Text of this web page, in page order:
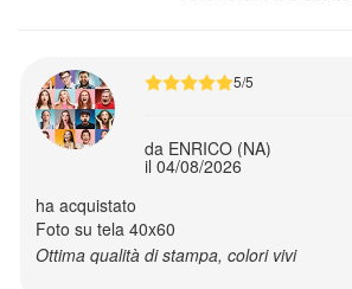
Calendari
Speciali
da
tavolo
5/5
da ENRICO (NA)
il 04/08/2026
ha acquistato
Foto su tela 40x60
Ottima qualità di stampa, colori vivi